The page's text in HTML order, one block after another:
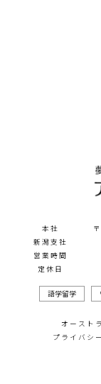
本社
新潟支社
営業時間
定休日
語学留学
オースト
プライバシ